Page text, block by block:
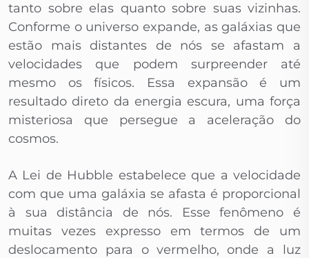
tanto sobre elas quanto sobre suas vizinhas.
Conforme o universo expande, as galáxias que
estão mais distantes de nós se afastam a
velocidades que podem surpreender até
mesmo os físicos. Essa expansão é um
resultado direto da energia escura, uma força
misteriosa que persegue a aceleração do
cosmos.
A Lei de Hubble estabelece que a velocidade
com que uma galáxia se afasta é proporcional
à sua distância de nós. Esse fenômeno é
muitas vezes expresso em termos de um
deslocamento para o vermelho, onde a luz